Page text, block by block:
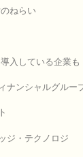
ねらい
入している企業も
ナンシャルグルー
ジ・テクノロジ